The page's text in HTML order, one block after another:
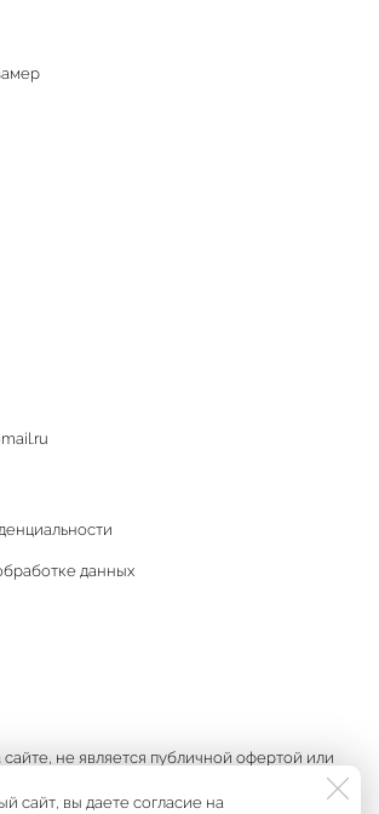
сайт, вы даете согласие на
данных
не является публичной офертой или
информационный характер и может быть